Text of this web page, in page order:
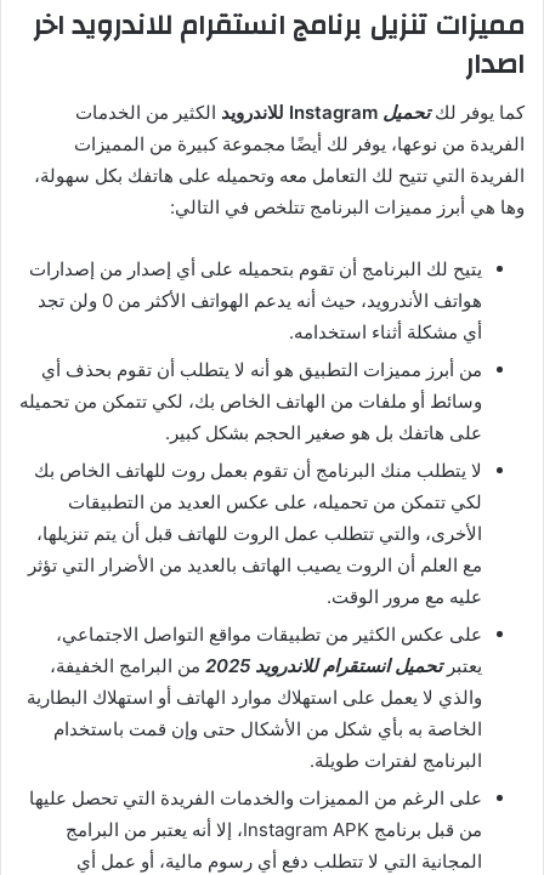
مميزات تنزيل برنامج انستقرام للاندرويد اخر
اصدار
كما يوفر لكتحميل
الكثير من الخدمات
الفريدة من نوعها، يوفر لك أيضًا مجموعة كبيرة من المميزات
الفريدة التي تتيح لك التعامل معه وتحميله على هاتفك بكل سهولة،
وها هي أبرز مميزات البرنامج تتلخص في التالي:
يتيح لك البرنامج أن تقوم بتحميله على أي إصدار من إصدارات
هواتف الأندرويد، حيث أنه يدعم الهواتف الأكثر من 0 ولن تجد
أي مشكلة أثناء استخدامه.
من أبرز مميزات التطبيق هو أنه لا يتطلب أن تقوم بحذف أي
وسائط أو ملفات من الهاتف الخاص بك، لكي تتمكن من تحميله
على هاتفك بل هو صغير الحجم بشكل كبير.
لا يتطلب منك البرنامج أن تقوم بعمل روت للهاتف الخاص بك
لكي تتمكن من تحميله، على عكس العديد من التطبيقات
الأخرى، والتي تتطلب عمل الروت للهاتف قبل أن يتم تنزيلها،
مع العلم أن الروت يصيب الهاتف بالعديد من الأضرار التي تؤثر
عليه مع مرور الوقت.
على عكس الكثير من تطبيقات مواقع التواصل الاجتماعي،
يعتبرتحميل انستقرام للاندرويد 2025
من البرامج الخفيفة،
والذي لا يعمل على استهلاك موارد الهاتف أو استهلاك البطارية
الخاصة به بأي شكل من الأشكال حتى وإن قمت باستخدام
البرنامج لفترات طويلة.
على الرغم من المميزات والخدمات الفريدة التي تحصل عليها
من قبل برنامج Instagram APK، إلا أنه يعتبر من البرامج
المجانية التي لا تتطلب دفع أي رسوم مالية، أو عمل أي